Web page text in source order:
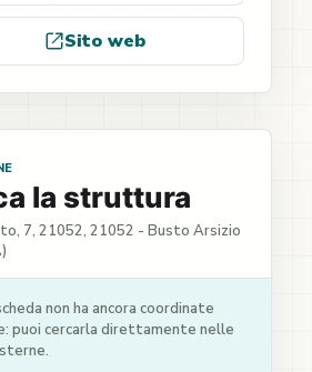
Sito web
la struttura
7, 21052, 21052 - Busto Arsizio
non ha ancora coordinate
puoi cercarla direttamente nelle